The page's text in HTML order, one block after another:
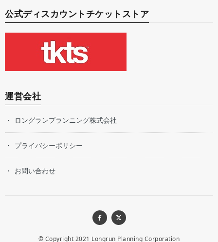
公式ディスカウントチケットストア
運営会社
ロングランプランニング株式会社
プライバシーポリシー
お問い合わせ
© Copyright 2021 Longrun Planning Corporation